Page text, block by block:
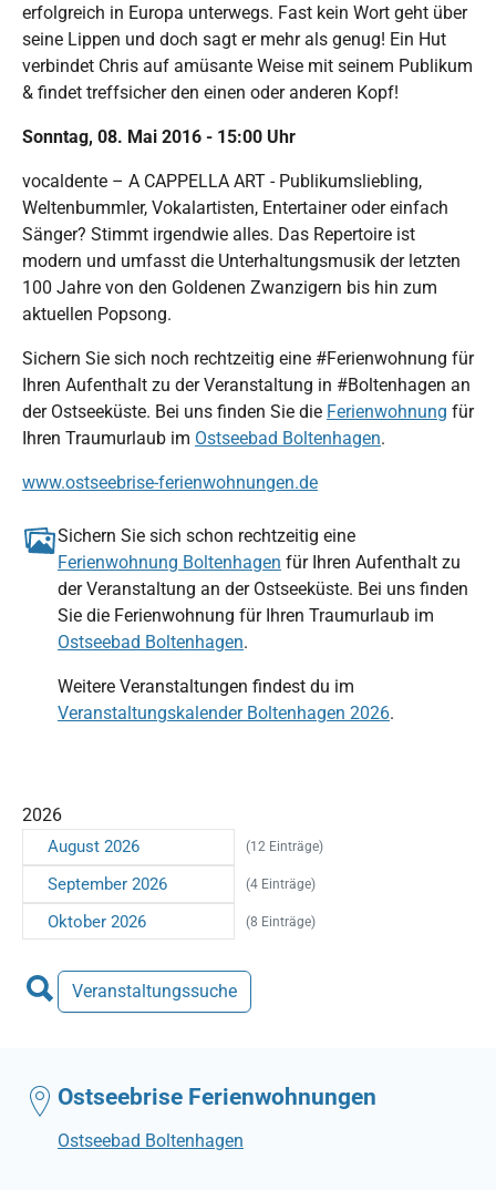
erfolgreich in Europa unterwegs. Fast kein Wort geht über
seine Lippen und doch sagt er mehr als genug! Ein Hut
verbindet Chris auf amüsante Weise mit seinem Publikum
& findet treffsicher den einen oder anderen Kopf!
Sonntag, 08. Mai 2016 - 15:00 Uhr
vocaldente – A CAPPELLA ART - Publikumsliebling,
Weltenbummler, Vokalartisten, Entertainer oder einfach
Sänger? Stimmt irgendwie alles. Das Repertoire ist
modern und umfasst die Unterhaltungsmusik der letzten
100 Jahre von den Goldenen Zwanzigern bis hin zum
aktuellen Popsong.
Sichern Sie sich noch rechtzeitig eine #Ferienwohnung für
Ihren Aufenthalt zu der Veranstaltung in #Boltenhagen an
der Ostseeküste. Bei uns finden Sie die Ferienwohnung für
Ihren Traumurlaub im Ostseebad Boltenhagen.
www.ostseebrise-ferienwohnungen.de
Sichern Sie sich schon rechtzeitig eine
Ferienwohnung Boltenhagen für Ihren Aufenthalt zu
der Veranstaltung an der Ostseeküste. Bei uns finden
Sie die Ferienwohnung für Ihren Traumurlaub im
Ostseebad Boltenhagen.
Weitere Veranstaltungen findest du im
Veranstaltungskalender Boltenhagen 2026.
2026
August 2026 (12 Einträge)
September 2026 (4 Einträge)
Oktober 2026 (8 Einträge)
Veranstaltungssuche
Ostseebrise Ferienwohnungen
Ostseebad Boltenhagen